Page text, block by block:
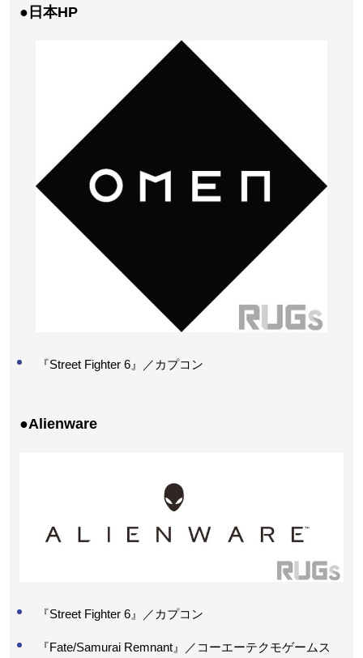
●日本HP
『Street Fighter 6』／カプコン
●Alienware
『Street Fighter 6』／カプコン
『Fate/Samurai Remnant』／コーエーテクモゲームス